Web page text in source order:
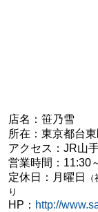
店名： 笹乃雪
所在：東京都台
アクセス：JR山
営業時間： 11:30
定休日：月曜日
り
HP： http://